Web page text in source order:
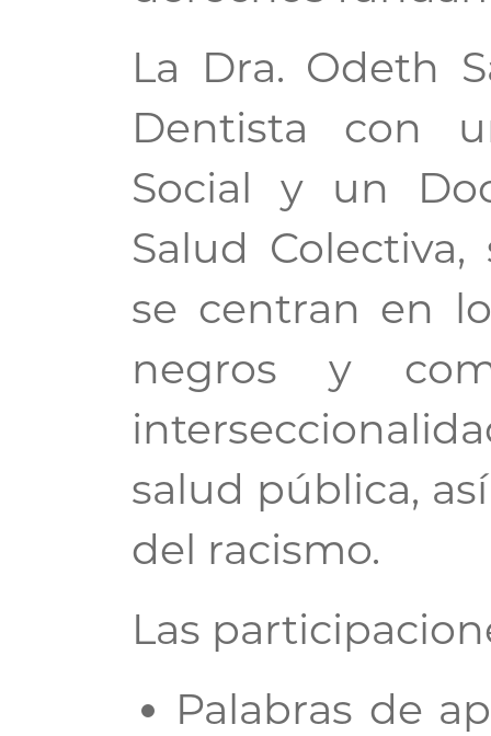
La Dra. Odeth
Dentista con
Social y un
Salud
se centran en
negros y
salud pública,
del racismo.
Las
Palabras de